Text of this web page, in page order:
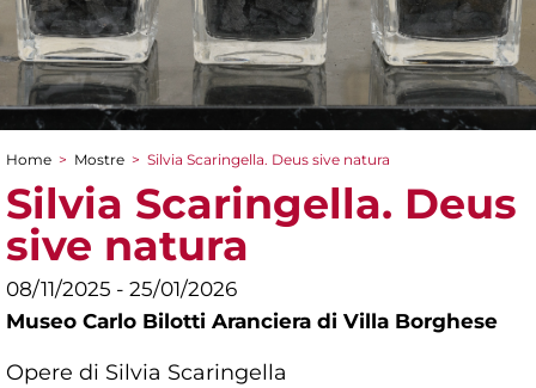
Tu sei qui
Home > Mostre > Silvia Scaringella. Deus sive natura
Silvia Scaringella. Deus
sive natura
08/11/2025 - 25/01/2026
Museo Carlo Bilotti Aranciera di Villa Borghese
Opere di Silvia Scaringella